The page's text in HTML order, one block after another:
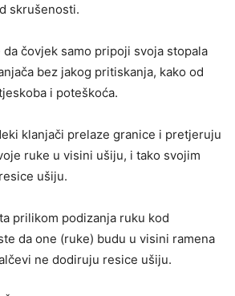
skrušenosti.
da čovjek samo pripoji svoja stopala
bez jakog pritiskanja, kako od
i poteškoća.
klanjači prelaze granice i pretjeruju
ruke u visini ušiju, i tako svojim
ušiju.
prilikom podizanja ruku kod
da one (ruke) budu u visini ramena
ne dodiruju resice ušiju.